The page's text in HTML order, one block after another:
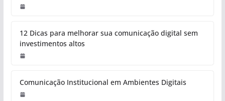
12 Dicas para melhorar sua comunicação digital sem
investimentos altos
Comunicação Institucional em Ambientes Digitais